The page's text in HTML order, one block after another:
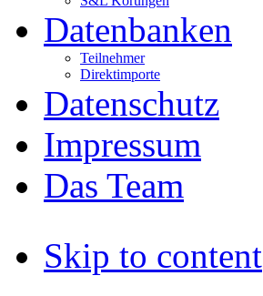
Datenbanken
Teilnehmer
Direktimporte
Datenschutz
Impressum
Das Team
Skip to content